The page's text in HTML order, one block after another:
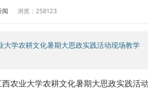
闻 浏览：258123
大学农耕文化暑期大思政实践活动现场教学
农业大学农耕文化暑期大思政实践活